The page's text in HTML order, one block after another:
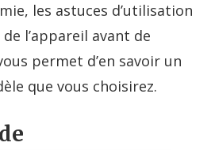
les astuces d’utilisation
l’appareil avant de
permet d’en savoir un
que vous choisirez.